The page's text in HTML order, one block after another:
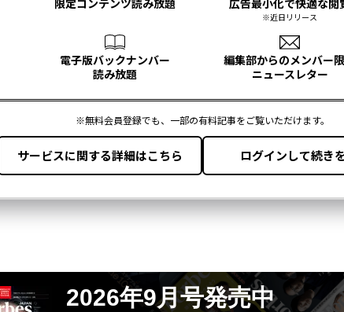
2026年9月号発売中